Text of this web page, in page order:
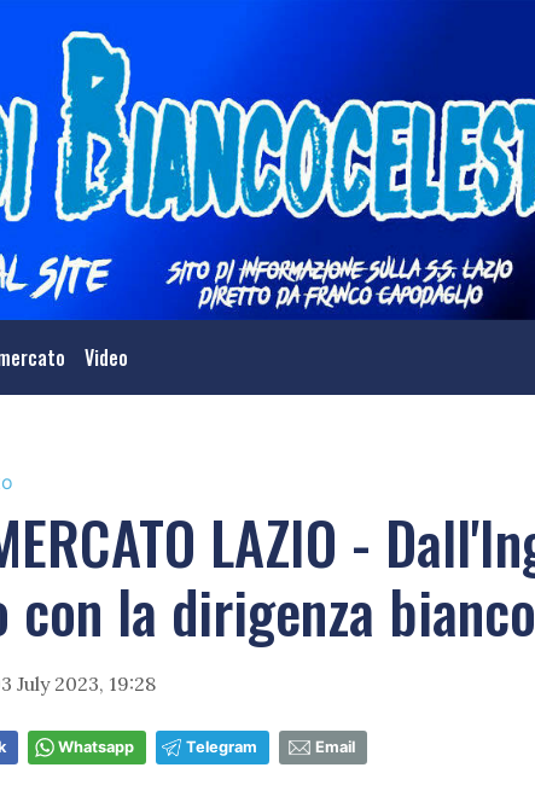
Video
LAZIO -
la dirigenza
July 2023, 19:28
Whatsapp Telegram Email